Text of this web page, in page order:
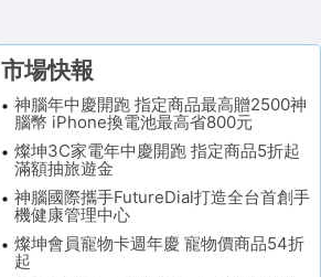
市場快報
神腦年中慶開跑 指定商品最高贈2500神
腦幣 iPhone換電池最高省800元
燦坤3C家電年中慶開跑 指定商品5折起
滿額抽旅遊金
神腦國際攜手FutureDial打造全台首創手
機健康管理中心
燦坤會員寵物卡週年慶 寵物價商品54折
起